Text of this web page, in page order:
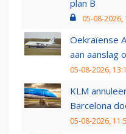
plan B
05-08-2026,
Oekraïense
aan aanslag
05-08-2026,
KLM
Barcelona
05-08-2026,